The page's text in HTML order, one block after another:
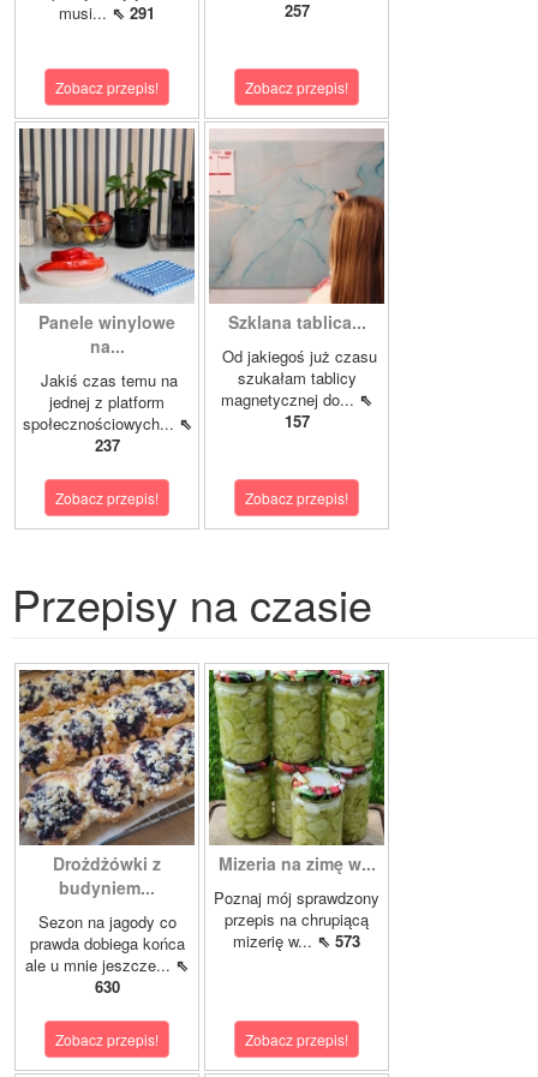
musi... ⇖ 291
Zobacz przepis!
257
Zobacz przepis!
Panele winylowe
na...
Jakiś czas temu na
jednej z platform
społecznościowych... ⇖
237
Zobacz przepis!
Szklana tablica...
Od jakiegoś już czasu
szukałam tablicy
magnetycznej do... ⇖
157
Zobacz przepis!
Przepisy na czasie
Drożdżówki z
budyniem...
Sezon na jagody co
prawda dobiega końca
ale u mnie jeszcze... ⇖
630
Zobacz przepis!
Mizeria na zimę w...
Poznaj mój sprawdzony
przepis na chrupiącą
mizerię w... ⇖ 573
Zobacz przepis!